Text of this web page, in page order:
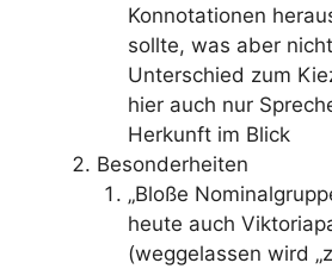
Konnotationen
sollte, was aber
Unterschied zum
hier auch nur
Herkunft im Blick
Besonderheiten
„Bloße
heute auch
(weggelassen wird